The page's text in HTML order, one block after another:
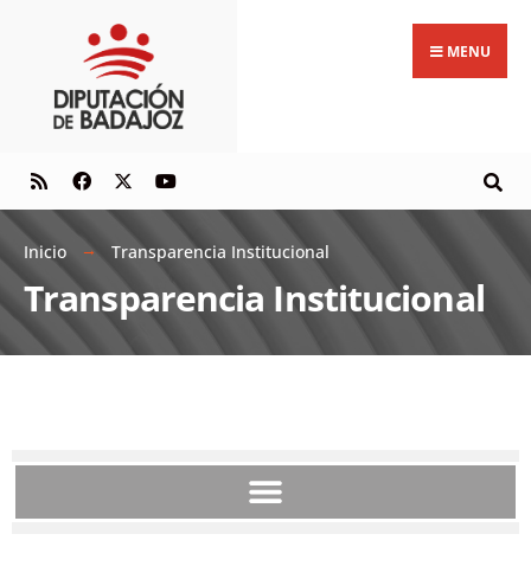
MENU
Inicio Transparencia Institucional
Transparencia Institucional